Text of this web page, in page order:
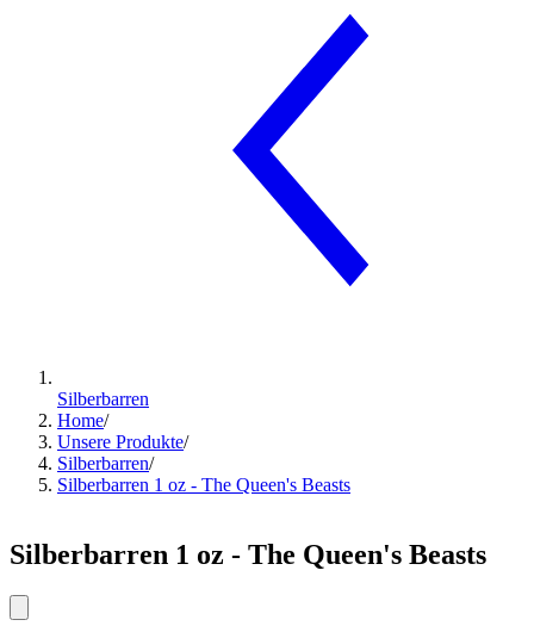
Silberbarren
Home/
Unsere Produkte/
Silberbarren/
Silberbarren 1 oz - The Queen's Beasts
Silberbarren 1 oz - The Queen's Beasts